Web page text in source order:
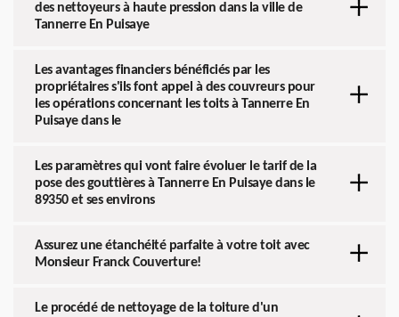
des nettoyeurs à haute pression dans la ville de
Tannerre En Puisaye
Les avantages financiers bénéficiés par les
propriétaires s'ils font appel à des couvreurs pour
les opérations concernant les toits à Tannerre En
Puisaye dans le
Les paramètres qui vont faire évoluer le tarif de la
pose des gouttières à Tannerre En Puisaye dans le
89350 et ses environs
Assurez une étanchéité parfaite à votre toit avec
Monsieur Franck Couverture!
Le procédé de nettoyage de la toiture d'un